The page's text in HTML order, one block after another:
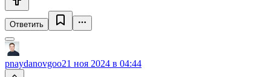
Ответить
pnaydanovgoo21 ноя 2024 в 04:44